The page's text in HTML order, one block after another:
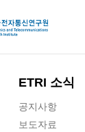
ETRI 소식
공지사항
보도자료